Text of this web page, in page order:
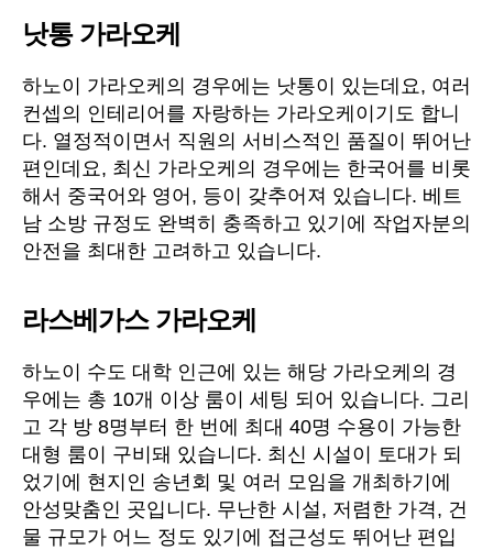
낫통 가라오케
하노이 가라오케의 경우에는 낫통이 있는데요, 여러
컨셉의 인테리어를 자랑하는 가라오케이기도 합니
다. 열정적이면서 직원의 서비스적인 품질이 뛰어난
편인데요, 최신 가라오케의 경우에는 한국어를 비롯
해서 중국어와 영어, 등이 갖추어져 있습니다. 베트
남 소방 규정도 완벽히 충족하고 있기에 작업자분의
안전을 최대한 고려하고 있습니다.
라스베가스 가라오케
하노이 수도 대학 인근에 있는 해당 가라오케의 경
우에는 총 10개 이상 룸이 세팅 되어 있습니다. 그리
고 각 방 8명부터 한 번에 최대 40명 수용이 가능한
대형 룸이 구비돼 있습니다. 최신 시설이 토대가 되
었기에 현지인 송년회 및 여러 모임을 개최하기에
안성맞춤인 곳입니다. 무난한 시설, 저렴한 가격, 건
물 규모가 어느 정도 있기에 접근성도 뛰어난 편입